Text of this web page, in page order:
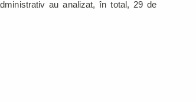
au analizat, în total, 29 de